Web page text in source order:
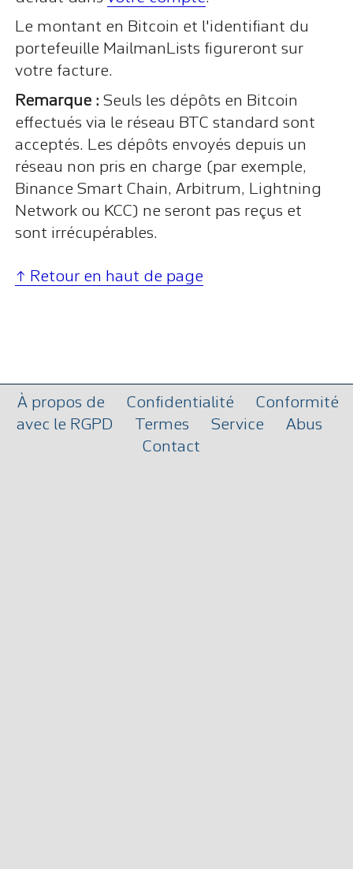
Le montant en Bitcoin et l'identifiant du
portefeuille MailmanLists figureront sur
votre facture.
Remarque : Seuls les dépôts en Bitcoin
effectués via le réseau BTC standard sont
acceptés. Les dépôts envoyés depuis un
réseau non pris en charge (par exemple,
Binance Smart Chain, Arbitrum, Lightning
Network ou KCC) ne seront pas reçus et
sont irrécupérables.
↑ Retour en haut de page
À propos de Confidentialité
Conformité
avec le RGPD
Termes Service
Abus
Contact